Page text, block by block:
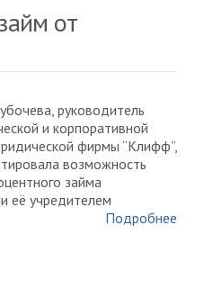
от
руководитель
и корпоративной
фирмы “Клифф”,
возможность
займа
её учредителем
Подробнее